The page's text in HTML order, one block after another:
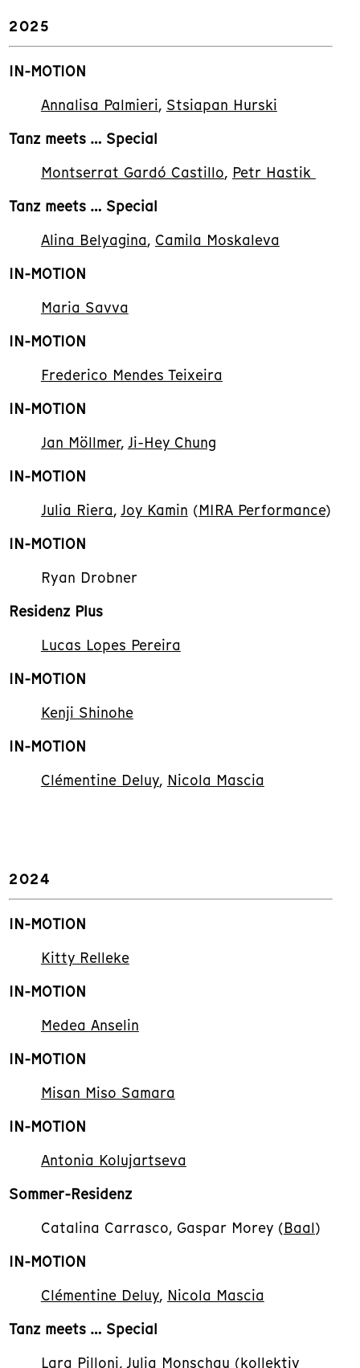
2025
IN-MOTION
Annalisa Palmieri, Stsiapan Hurski
Tanz meets … Special
Montserrat Gardó Castillo, Petr Hastik
Tanz meets … Special
Alina Belyagina, Camila Moskaleva
IN-MOTION
Maria Savva
IN-MOTION
Frederico Mendes Teixeira
IN-MOTION
Jan Möllmer, Ji-Hey Chung
IN-MOTION
Julia Riera, Joy Kamin (MIRA Performance)
IN-MOTION
Ryan Drobner
Residenz Plus
Lucas Lopes Pereira
IN-MOTION
Kenji Shinohe
IN-MOTION
Clémentine Deluy, Nicola Mascia
2024
IN-MOTION
Kitty Relleke
IN-MOTION
Medea Anselin
IN-MOTION
Misan Miso Samara
IN-MOTION
Antonia Kolujartseva
Sommer-Residenz
Catalina Carrasco, Gaspar Morey (Baal)
IN-MOTION
Clémentine Deluy, Nicola Mascia
Tanz meets … Special
Lara Pilloni, Julia Monschau (kollektiv